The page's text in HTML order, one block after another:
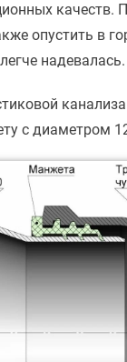
качеств.
опустить в
надевалась.
с диаметром